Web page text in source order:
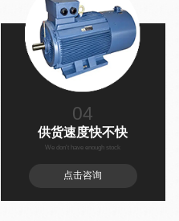
04
供货速度快不快
We don't have enough stock
点击咨询